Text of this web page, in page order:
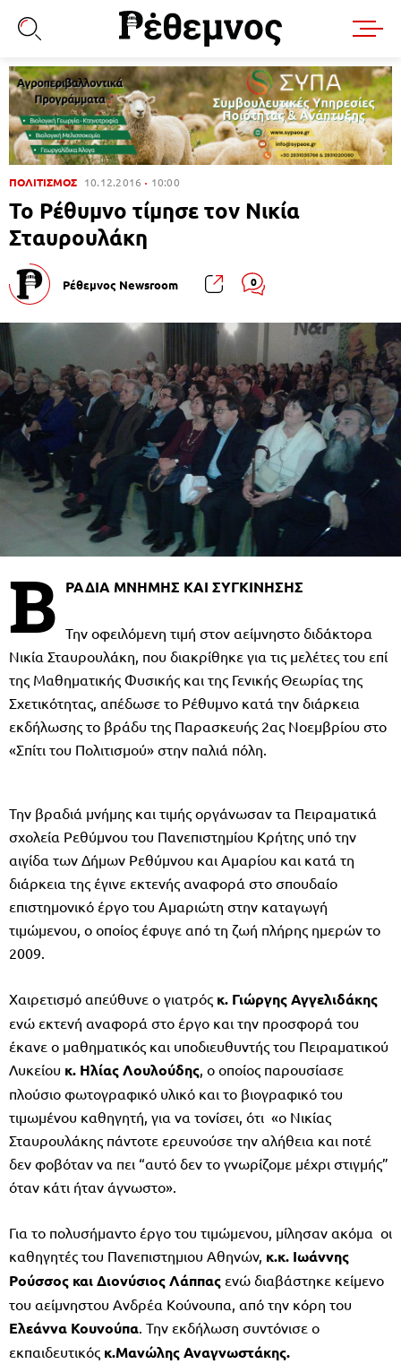
ΠΟΛΙΤΙΣΜΟΣ 10.12.2016 10:00
Το Ρέθυμνο τίμησε τον Νικία
Σταυρουλάκη
Ρέθεμνος Newsroom 0
Β ΡΑΔΙΑ ΜΝΗΜΗΣ ΚΑΙ ΣΥΓΚΙΝΗΣΗΣ
Την οφειλόμενη τιμή στον αείμνηστο διδάκτορα
Νικία Σταυρουλάκη, που διακρίθηκε για τις μελέτες του επί
της Μαθηματικής Φυσικής και της Γενικής Θεωρίας της
Σχετικότητας, απέδωσε το Ρέθυμνο κατά την διάρκεια
εκδήλωσης το βράδυ της Παρασκευής 2ας Νοεμβρίου στο
«Σπίτι του Πολιτισμού» στην παλιά πόλη.
Την βραδιά μνήμης και τιμής οργάνωσαν τα Πειραματικά
σχολεία Ρεθύμνου του Πανεπιστημίου Κρήτης υπό την
αιγίδα των Δήμων Ρεθύμνου και Αμαρίου και κατά τη
διάρκεια της έγινε εκτενής αναφορά στο σπουδαίο
επιστημονικό έργο του Αμαριώτη στην καταγωγή
τιμώμενου, ο οποίος έφυγε από τη ζωή πλήρης ημερών το
2009.
Χαιρετισμό απεύθυνε ο γιατρός κ. Γιώργης Αγγελιδάκης
ενώ εκτενή αναφορά στο έργο και την προσφορά του
έκανε ο μαθηματικός και υποδιευθυντής του Πειραματικού
Λυκείου κ. Ηλίας Λουλούδης , ο οποίος παρουσίασε
πλούσιο φωτογραφικό υλικό και το βιογραφικό του
τιμωμένου καθηγητή, για να τονίσει, ότι «ο Νικίας
Σταυρουλάκης πάντοτε ερευνούσε την αλήθεια και ποτέ
δεν φοβόταν να πει “αυτό δεν το γνωρίζομε μέχρι στιγμής”
όταν κάτι ήταν άγνωστο».
Για το πολυσήμαντο έργο του τιμώμενου, μίλησαν ακόμα οι
καθηγητές του Πανεπιστημιου Αθηνών, κ.κ. Ιωάννης
Ρούσσος και Διονύσιος Λάππας ενώ διαβάστηκε κείμενο
του αείμνηστου Ανδρέα Κούνουπα, από την κόρη του
Ελεάννα Κουνούπα . Την εκδήλωση συντόνισε ο
εκπαιδευτικός κ.Μανώλης Αναγνωστάκης.